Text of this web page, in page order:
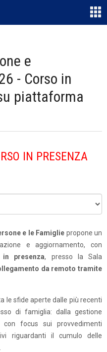
e
- Corso in
piattaforma
IN PRESENZA
e le Famiglie propone un
e aggiornamento, con
in presenza, presso la Sala
da remoto tramite
le sfide aperte dalle più recenti
di famiglia: dalla gestione
con focus sui provvedimenti
riguardanti il cumulo delle